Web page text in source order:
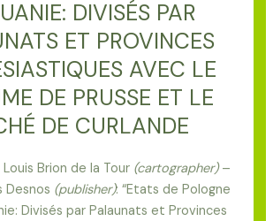
DIVISÉS PAR
ET PROVINCES
AVEC LE
DE PRUSSE ET LE
DE CURLANDE
Brion de la Tour(cartographer)–
Desnos (publisher): “Etats de Pologne
Divisés par Palaunats et Provinces